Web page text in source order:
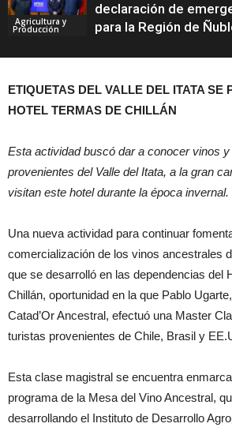
Agricultura y
Producción
declaración de
para la Región de
ETIQUETAS DEL VALLE DEL ITATA SE
HOTEL TERMAS DE CHILLÁN
Esta actividad buscó dar a conocer vinos
provenientes del Valle del Itata, a la gran
visitan este hotel durante la época invernal.
Una nueva actividad para continuar
comercialización de los vinos ancestrales
que se desarrolló en las dependencias del
Chillán, oportunidad en la que Pablo
Catad’Or Ancestral, efectuó una Master
turistas provenientes de Chile, Brasil y
Esta clase magistral se encuentra
programa de la Mesa del Vino Ancestral,
desarrollando el Instituto de Desarrollo